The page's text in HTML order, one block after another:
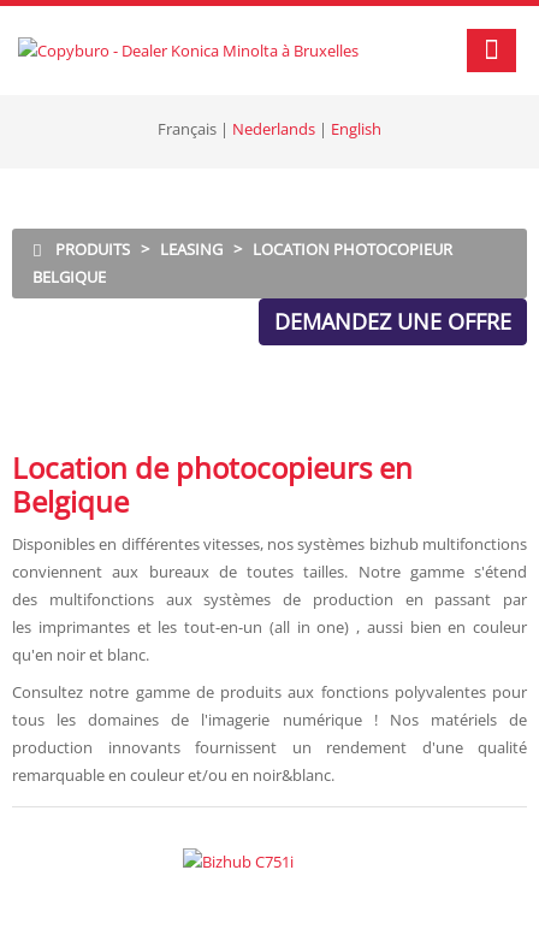
Français | Nederlands | English
PRODUITS > LEASING > LOCATION PHOTOCOPIEUR
BELGIQUE
DEMANDEZ UNE OFFRE
Location de photocopieurs en
Belgique
Disponibles en différentes vitesses, nos systèmes bizhub multifonctions
conviennent aux bureaux de toutes tailles. Notre gamme s'étend
des multifonctions aux systèmes de production en passant par
les imprimantes et les tout-en-un (all in one) , aussi bien en couleur
qu'en noir et blanc.
Consultez notre gamme de produits aux fonctions polyvalentes pour
tous les domaines de l'imagerie numérique ! Nos matériels de
production innovants fournissent un rendement d'une qualité
remarquable en couleur et/ou en noir&blanc.